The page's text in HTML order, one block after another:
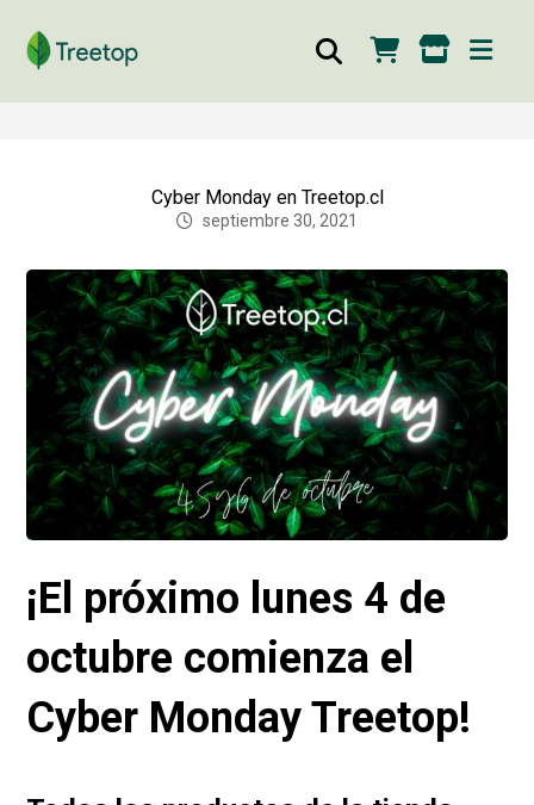
Cyber Monday en Treetop.cl
septiembre 30, 2021
¡El próximo lunes 4 de
octubre comienza el
Cyber Monday Treetop!